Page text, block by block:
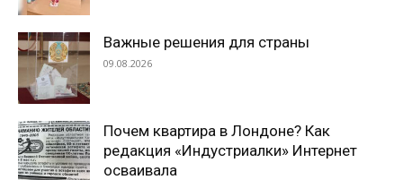
Важные решения для страны
09.08.2026
Почем квартира в Лондоне? Как
редакция «Индустриалки» Интернет
осваивала